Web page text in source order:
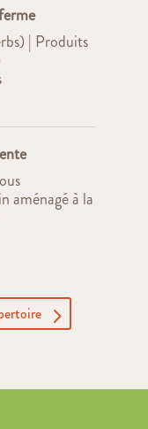
| Produits
aménagé à la